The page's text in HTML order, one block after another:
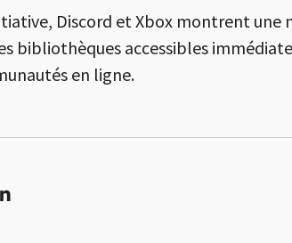
Discord et Xbox montrent une
bibliothèques accessibles
en ligne.
P